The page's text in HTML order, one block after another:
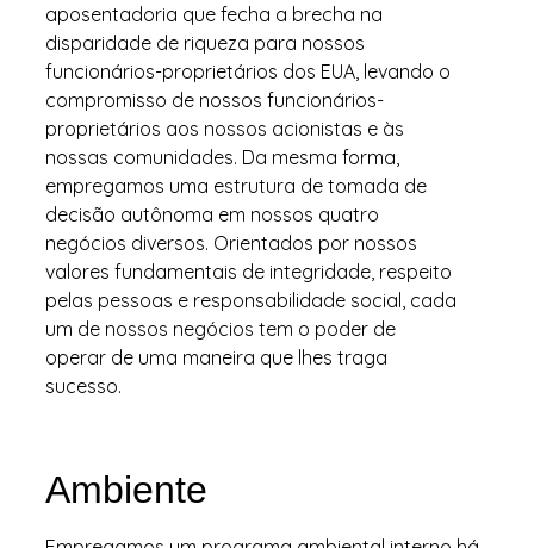
aposentadoria que fecha a brecha na
disparidade de riqueza para nossos
funcionários-proprietários dos EUA, levando o
compromisso de nossos funcionários-
proprietários aos nossos acionistas e às
nossas comunidades. Da mesma forma,
empregamos uma estrutura de tomada de
decisão autônoma em nossos quatro
negócios diversos. Orientados por nossos
valores fundamentais de integridade, respeito
pelas pessoas e responsabilidade social, cada
um de nossos negócios tem o poder de
operar de uma maneira que lhes traga
sucesso.
Ambiente